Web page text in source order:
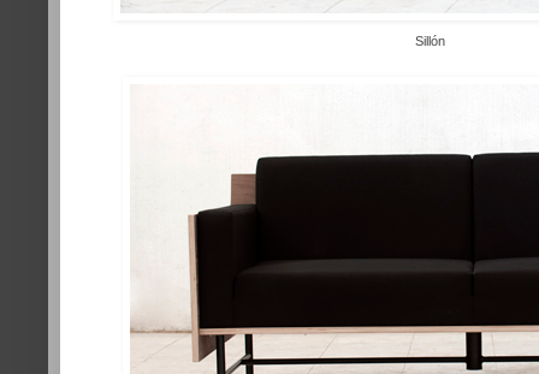
Sillón